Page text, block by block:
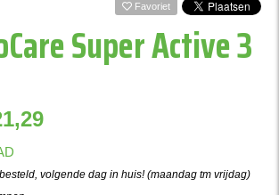
Favoriet
Super Active 3
volgende dag in huis! (maandag tm vrijdag)